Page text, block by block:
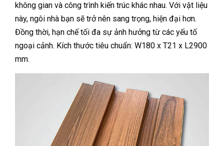
không gian và công trình kiến trúc khác nhau. Với vật liệu
này, ngôi nhà bạn sẽ trở nên sang trọng, hiện đại hơn.
Đồng thời, hạn chế tối đa sự ảnh hưởng từ các yếu tố
ngoại cảnh. Kích thước tiêu chuẩn: W180 x T21 x L2900
mm.